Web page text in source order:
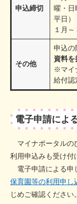
申込締切
曜・日
平日）
１月
その他
申込の
資料
※マイ
給付認
電子申請によ
マイナポータルの
利用申込みも受け付
電子申請による申
保育園等の利用申し
じめご確認ください。